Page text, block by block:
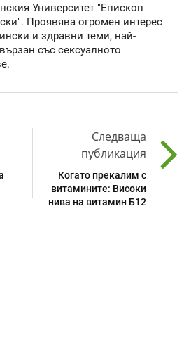
Университет "Епископ
Проявява огромен интерес
и здравни теми, най-
със сексуалното
Следваща
публикация
Когато прекалим с
витамините: Високи
нива на витамин Б12